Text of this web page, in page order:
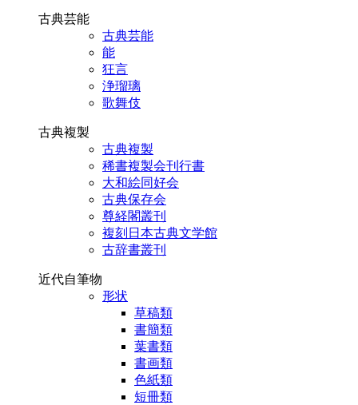
古典芸能
古典芸能
能
狂言
浄瑠璃
歌舞伎
古典複製
古典複製
稀書複製会刊行書
大和絵同好会
古典保存会
尊経閣叢刊
複刻日本古典文学館
古辞書叢刊
近代自筆物
形状
草稿類
書簡類
葉書類
書画類
色紙類
短冊類